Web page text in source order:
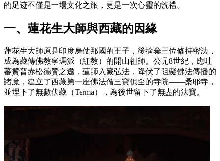
的足迹不僅是一場文化之旅，更是一次心靈的洗禮。
一、蓮花生大師與西藏的因緣
蓮花生大師原是印度烏仗那國的王子，後捨棄王位修持密法，
成為藏傳佛教寧瑪派（紅教）的開山祖師。公元8世紀，應吐
蕃贊普赤松德贊之邀，蓮師入藏弘法，降伏了阻礙佛法傳播的
諸魔，建立了西藏第一座佛法僧三寶俱全的寺院——桑耶寺，
並埋下了無數伏藏（Terma），為後世留下了無盡的法寶。